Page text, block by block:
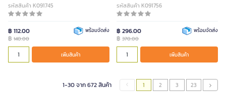
รหัสสินค้า K091745
฿ 112.00
฿ 140.00
พร้อมจัดส่ง
เพิ่มสินค้า
รหัสสินค้า K091756
฿ 296.00
฿ 370.00
พร้อมจัดส่ง
เพิ่มสินค้า
1-30 จาก 672 สินค้า 1 2 3 23